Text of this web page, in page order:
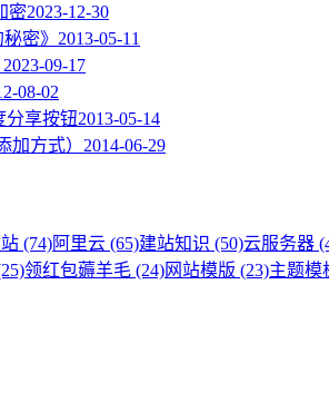
密2023-12-30
密》 2013-05-11
2023-09-17
08-02
分享按钮2013-05-14
加方式） 2014-06-29
(74)阿里云 (65)建站知识 (50)云服务器
领红包薅羊毛 (24)网站模版 (23)主题模